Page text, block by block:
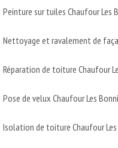
Peinture sur tuiles Chaufour Les
Nettoyage et ravalement de
Réparation de toiture Chaufour
Pose de velux Chaufour Les
Isolation de toiture Chaufour